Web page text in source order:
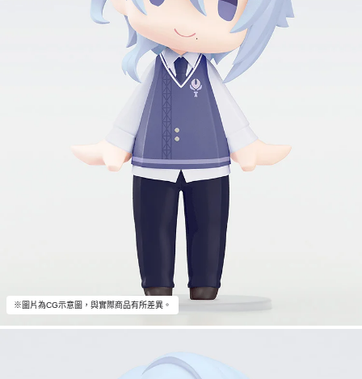
※圖片為CG示意圖，與實際商品有所差異。